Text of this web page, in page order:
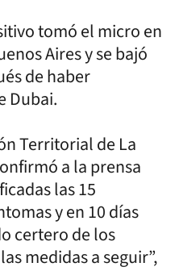
tomó el micro en
Aires y se bajó
de haber
Dubai.
Territorial de La
a la prensa
las 15
y en 10 días
certero de los
medidas a seguir”,